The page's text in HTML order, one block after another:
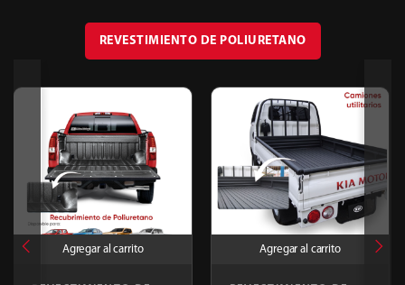
Agregar al carrito Agregar al carrito
Agregar al carrito Agregar al carrito
Agregar al carrito Agregar al carrito
Agregar al carrito Agregar al carrito
REVESTIMIENTO DE POLIURETANO
Agregar al carrito Agregar al carrito